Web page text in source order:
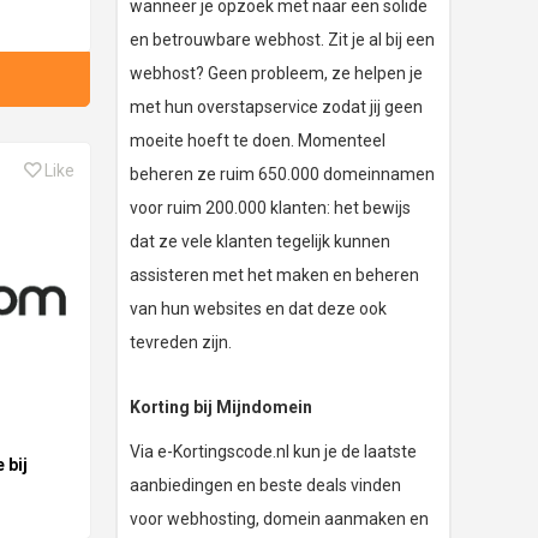
Like
bij
wanneer je opzoek met naar een solide
en betrouwbare webhost. Zit je al bij een
webhost? Geen probleem, ze helpen je
met hun overstapservice zodat jij geen
moeite hoeft te doen. Momenteel
beheren ze ruim 650.000 domeinnamen
voor ruim 200.000 klanten: het bewijs
dat ze vele klanten tegelijk kunnen
assisteren met het maken en beheren
van hun websites en dat deze ook
tevreden zijn.
Korting bij Mijndomein
Via e-Kortingscode.nl kun je de laatste
aanbiedingen en beste deals vinden
voor webhosting, domein aanmaken en